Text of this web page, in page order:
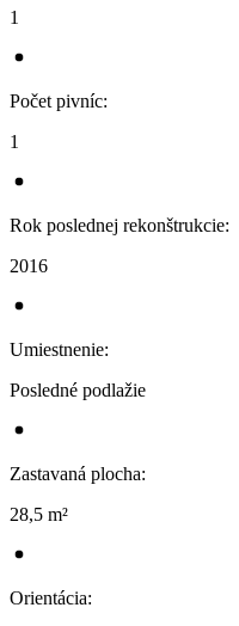
1
Počet pivníc:
1
Rok poslednej rekonštrukcie:
2016
Umiestnenie:
Posledné podlažie
Zastavaná plocha:
28,5 m²
Orientácia: